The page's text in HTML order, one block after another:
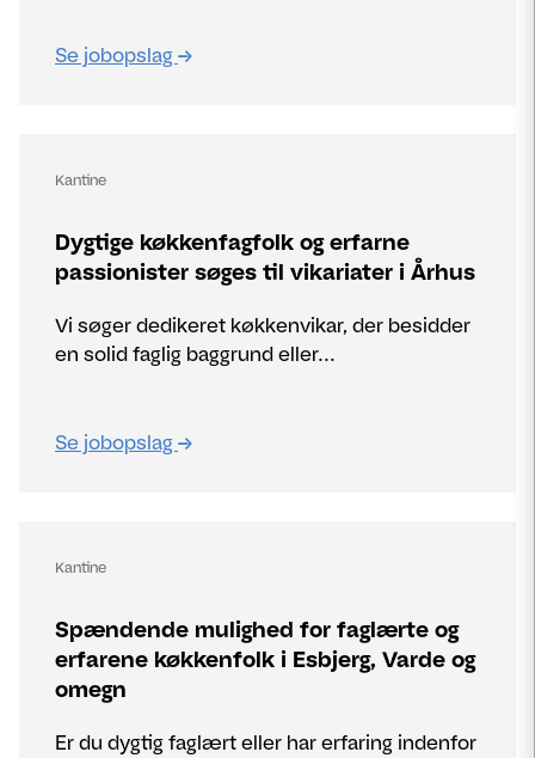
Se jobopslag
Kantine
Dygtige køkkenfagfolk og erfarne
passionister søges til vikariater i Århus
Vi søger dedikeret køkkenvikar, der besidder
en solid faglig baggrund eller...
Se jobopslag
Kantine
Spændende mulighed for faglærte og
erfarene køkkenfolk i Esbjerg, Varde og
omegn
Er du dygtig faglært eller har erfaring indenfor